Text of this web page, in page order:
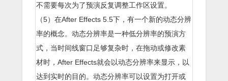
不需要每次为了预演反复调整工作区设置。
（5）在After Effects 5.5下，有一个新的动态分辨
率的概念。动态分辨率是一种低分辨率的预演方
式，当时间线窗口足够复杂时，在拖动或修改素
材时，After Effects就会以动态分辨率来显示，以
达到实时的目的。动态分辨率可以设置为打开或